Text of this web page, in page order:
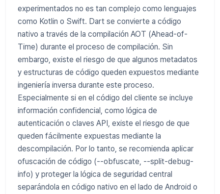
experimentados no es tan complejo como lenguajes
como Kotlin o Swift. Dart se convierte a código
nativo a través de la compilación AOT (Ahead-of-
Time) durante el proceso de compilación. Sin
embargo, existe el riesgo de que algunos metadatos
y estructuras de código queden expuestos mediante
ingeniería inversa durante este proceso.
Especialmente si en el código del cliente se incluye
información confidencial, como lógica de
autenticación o claves API, existe el riesgo de que
queden fácilmente expuestas mediante la
descompilación. Por lo tanto, se recomienda aplicar
ofuscación de código (--obfuscate, --split-debug-
info) y proteger la lógica de seguridad central
separándola en código nativo en el lado de Android o